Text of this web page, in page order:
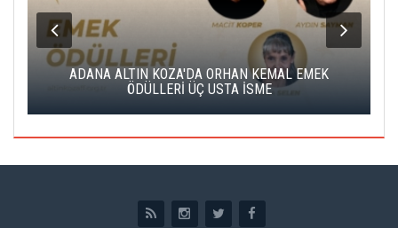
ADANA ALTIN KOZA'DA ORHAN KEMAL EMEK
ÖDÜLLERİ ÜÇ USTA İSME